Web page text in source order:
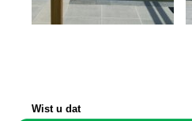
Wist u dat